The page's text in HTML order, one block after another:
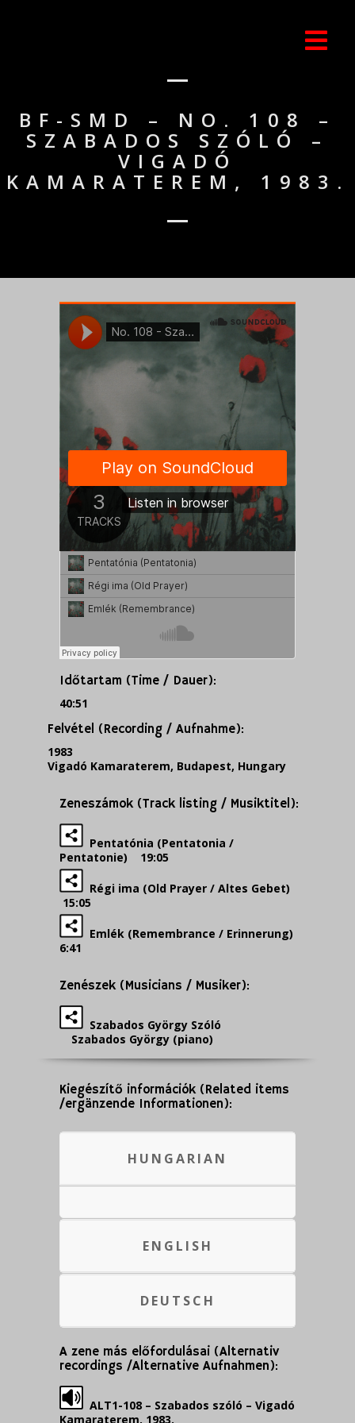
BF-SMD – NO. 108 –
SZABADOS SZÓLÓ –
VIGADÓ
KAMARATEREM, 1983.
Időtartam (Time / Dauer):
40:51
Felvétel (Recording / Aufnahme):
1983
Vigadó Kamaraterem, Budapest, Hungary
Zeneszámok (Track listing / Musiktitel):
Pentatónia (Pentatonia /
Pentatonie) 19:05
Régi ima (Old Prayer / Altes Gebet)
15:05
Emlék (Remembrance / Erinnerung)
6:41
Zenészek (Musicians / Musiker):
Szabados György Szóló
Szabados György (piano)
Kiegészítő információk (Related items
/ergänzende Informationen):
HUNGARIAN
ENGLISH
DEUTSCH
A zene más előfordulásai (Alternativ
recordings /Alternative Aufnahmen):
ALT1-108 – Szabados szóló – Vigadó
Kamaraterem, 1983.